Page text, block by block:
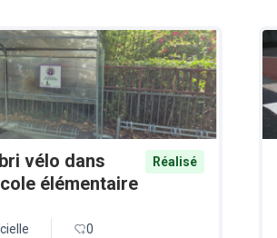
vélo dans
élémentaire
Réalisé
0